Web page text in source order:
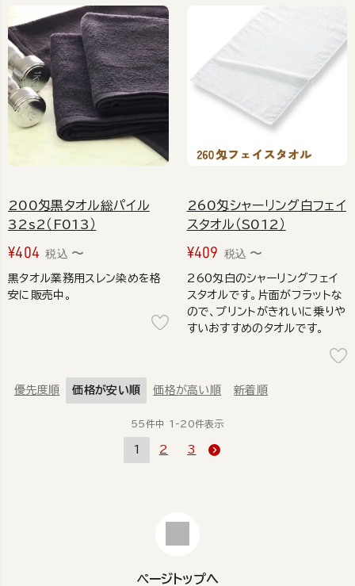
200匁黒タオル総パイル
32s2（F013）
¥404 税込 〜
黒タオル業務用スレン染めを格
安に販売中。
260匁シャーリング白フェイ
スタオル（S012）
¥409 税込 〜
260匁白のシャーリングフェイ
スタオルです。片面がフラットな
ので、プリントがきれいに乗りや
すいおすすめのタオルです。
優先度順 価格が安い順 価格が高い順 新着順
55件中 1 -20件表示
1 2 3
ページトップへ